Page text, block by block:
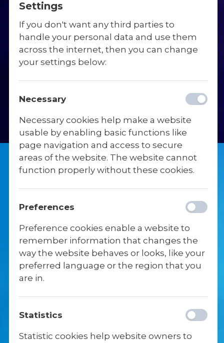
udgangspunkt i, hvor du er i de forskellige
fag. Faglig støtte og løft har man brug for,
uanset hvor dygtig man er.
PRØVER
Vi gennemfører terminsprøve i januar og
elever i 10. klasse går i udgangspunktet op
til FP10-prøven. Det faglige standpunkt,
parathedsvurdering, når du vælger
Kørekort
Gl. Elevdag
Settings
If you don't want any third parties to
handle your personal data and use them
across the internet, then you can change
your settings below:
Necessary
Necessary cookies help make a website
usable by enabling basic functions like
page navigation and access to secure
areas of the website. The website cannot
function properly without these cookies.
Preferences
Preference cookies enable a website to
remember information that changes the
way the website behaves or looks, like your
preferred language or the region that you
are in.
Statistics
Statistic cookies help website owners to